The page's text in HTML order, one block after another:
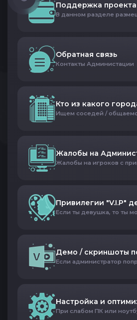
Поддержка проекта
В данном разделе
Обратная связь
Контакты Администации
Кто из какого
Ищем соседей /
Жалобы на
Жалобы на игроков с
Привилегии "V.I.P"
Если ты девушка, то ты
Демо / скриншоты
Если администратор
Настройка и
При слабом ПК или